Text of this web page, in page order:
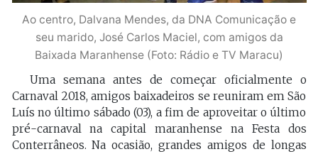
Ao centro, Dalvana Mendes, da DNA Comunicação e
seu marido, José Carlos Maciel, com amigos da
Baixada Maranhense (Foto: Rádio e TV Maracu)
Uma semana antes de começar oficialmente o
Carnaval 2018, amigos baixadeiros se reuniram em São
Luís no último sábado (03), a fim de aproveitar o último
pré-carnaval na capital maranhense na Festa dos
Conterrâneos. Na ocasião, grandes amigos de longas